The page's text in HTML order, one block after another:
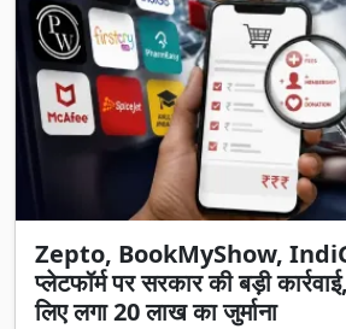
Zepto, BookMyShow,
प्लेटफॉर्म पर सरकार की बड़ी
लिए लगा 20 लाख का जुर्माना